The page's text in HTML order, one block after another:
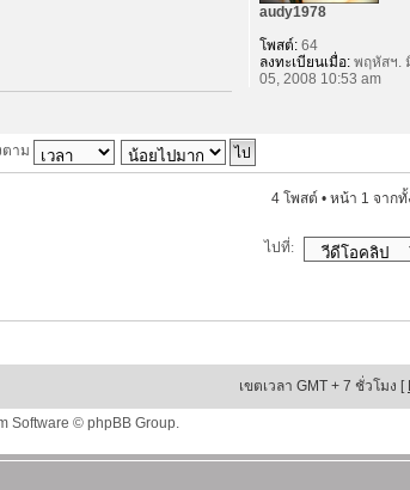
audy1978
โพสต์:64
ลงทะเบียนเมื่อ:พฤหัสฯ.
05, 2008 10:53 am
ตาม
4 โพสต์ • หน้า 1 จาก
ไปที่:
เขตเวลา GMT + 7 ชั่วโมง [
Software © phpBB Group.